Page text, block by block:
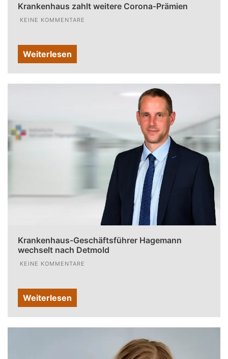
Krankenhaus zahlt weitere Corona-Prämien
KEINE KOMMENTARE
Weiterlesen
Krankenhaus-Geschäftsführer Hagemann
wechselt nach Detmold
KEINE KOMMENTARE
Weiterlesen